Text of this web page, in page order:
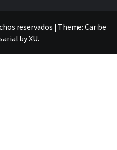
reservados | Theme: Caribe
byXU.